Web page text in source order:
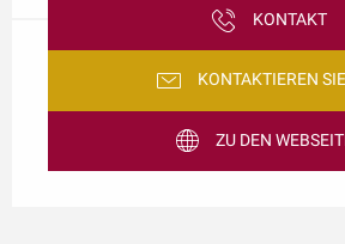
KONTAKT
KONTAKTIEREN
ZU DEN